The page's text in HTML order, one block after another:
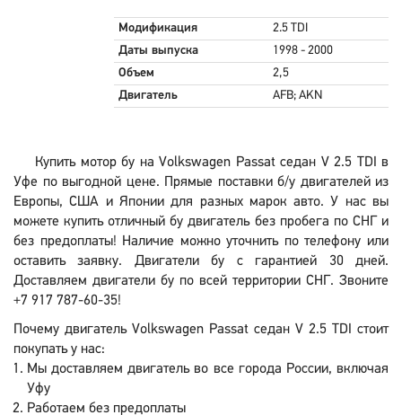
Модификация
2.5 TDI
Даты выпуска
1998 - 2000
Объем
2,5
Двигатель
AFB; AKN
Купить мотор бу на Volkswagen Passat седан V 2.5 TDI в
Уфе по выгодной цене. Прямые поставки б/у двигателей из
Европы, США и Японии для разных марок авто. У нас вы
можете купить отличный бу двигатель без пробега по СНГ и
без предоплаты! Наличие можно уточнить по телефону или
оставить заявку. Двигатели бу с гарантией 30 дней.
Доставляем двигатели бу по всей территории СНГ. Звоните
+7 917 787-60-35!
Почему двигатель Volkswagen Passat седан V 2.5 TDI стоит
покупать у нас:
Мы доставляем двигатель во все города России, включая
Уфу
Работаем без предоплаты